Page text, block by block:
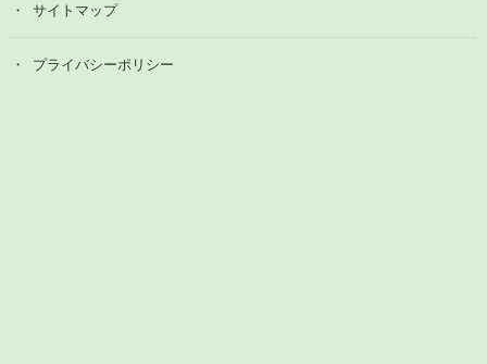
サイトマップ
プライバシーポリシー